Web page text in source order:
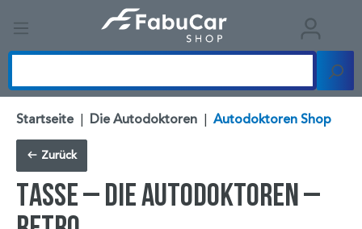
Startseite | Die Autodoktoren | Autodoktoren Shop
Zurück
TASSE – DIE AUTODOKTOREN –